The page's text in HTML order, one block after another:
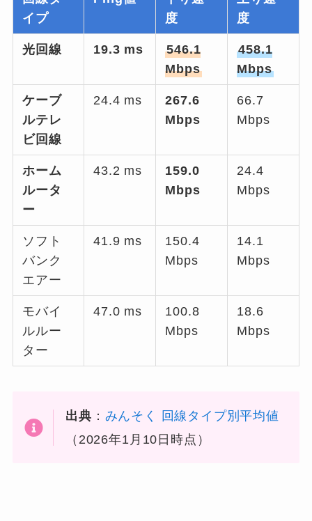
イプ
度
度
光回線 19.3 ms
546.1
Mbps
458.1
Mbps
ケーブ
ルテレ
ビ回線
24.4 ms
267.6
Mbps
66.7
Mbps
ホーム
ルータ
ー
43.2 ms
159.0
Mbps
24.4
Mbps
ソフト
バンク
エアー
41.9 ms
150.4
Mbps
14.1
Mbps
モバイ
ルルー
ター
47.0 ms
100.8
Mbps
18.6
Mbps
出典 ： みんそく 回線タイプ別平均値
（2026年1月10日時点）